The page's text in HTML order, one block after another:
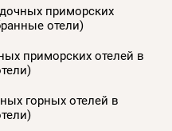
приморских
отели)
приморских отелей в
горных отелей в